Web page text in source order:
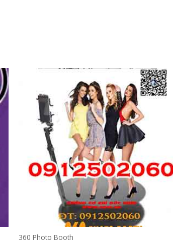
360 Photo Booth